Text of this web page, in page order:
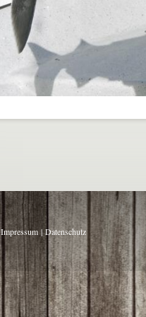
Impressum|Datenschutz